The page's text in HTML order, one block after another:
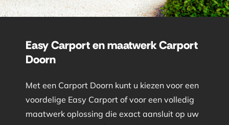
Easy Carport en maatwerk Carport
Doorn
Met een Carport Doorn kunt u kiezen voor een
voordelige Easy Carport of voor een volledig
maatwerk oplossing die exact aansluit op uw